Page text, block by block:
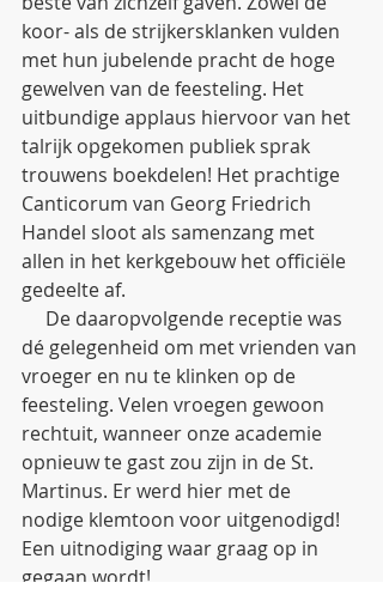
koor- als de strijkersklanken vulden
met hun jubelende pracht de hoge
gewelven van de feesteling. Het
uitbundige applaus hiervoor van het
talrijk opgekomen publiek sprak
trouwens boekdelen! Het prachtige
Canticorum van Georg Friedrich
Handel sloot als samenzang met
allen in het kerkgebouw het officiële
gedeelte af.
De daaropvolgende receptie was
dé gelegenheid om met vrienden van
vroeger en nu te klinken op de
feesteling. Velen vroegen gewoon
rechtuit, wanneer onze academie
opnieuw te gast zou zijn in de St.
Martinus. Er werd hier met de
nodige klemtoon voor uitgenodigd!
Een uitnodiging waar graag op in
gegaan wordt!